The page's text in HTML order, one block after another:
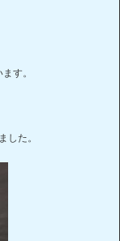
す。
した。